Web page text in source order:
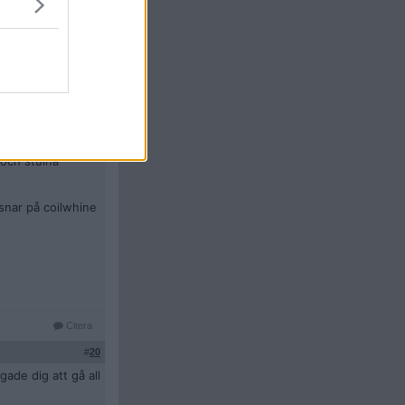
Citera
stulna
på coilwhine
Citera
#20
dig att gå all